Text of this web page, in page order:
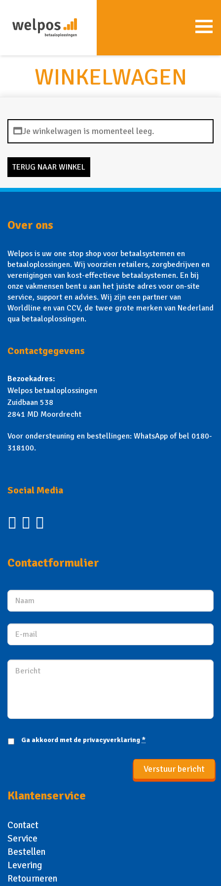
WINKELWAGEN
Je winkelwagen is momenteel leeg.
TERUG NAAR WINKEL
Over ons
Welpos is uw one stop shop voor betaalsystemen en
betaaloplossingen. Wij voorzien retailers, zorgbedrijven en
verenigingen van kost-effectieve betaalsystemen. En bij
onze vakmensen bent u aan het juiste adres voor on-site
service, support en advies. Wij zijn een partner van
Worldline en van CCV, de twee grote merken van Nederland
qua betaaloplossingen.
Contactgegevens
Bezoekadres:
Welpos betaaloplossingen
Zuidbaan 538
2841 MD Moordrecht
Voor ondersteuning en bestellingen: WhatsApp of bel 0180-
318100.
Social Media
Contactformulier
Ga akkoord met de privacyverklaring*
Verstuur bericht
Klantenservice
Contact
Service
Bestellen
Levering
Retourneren